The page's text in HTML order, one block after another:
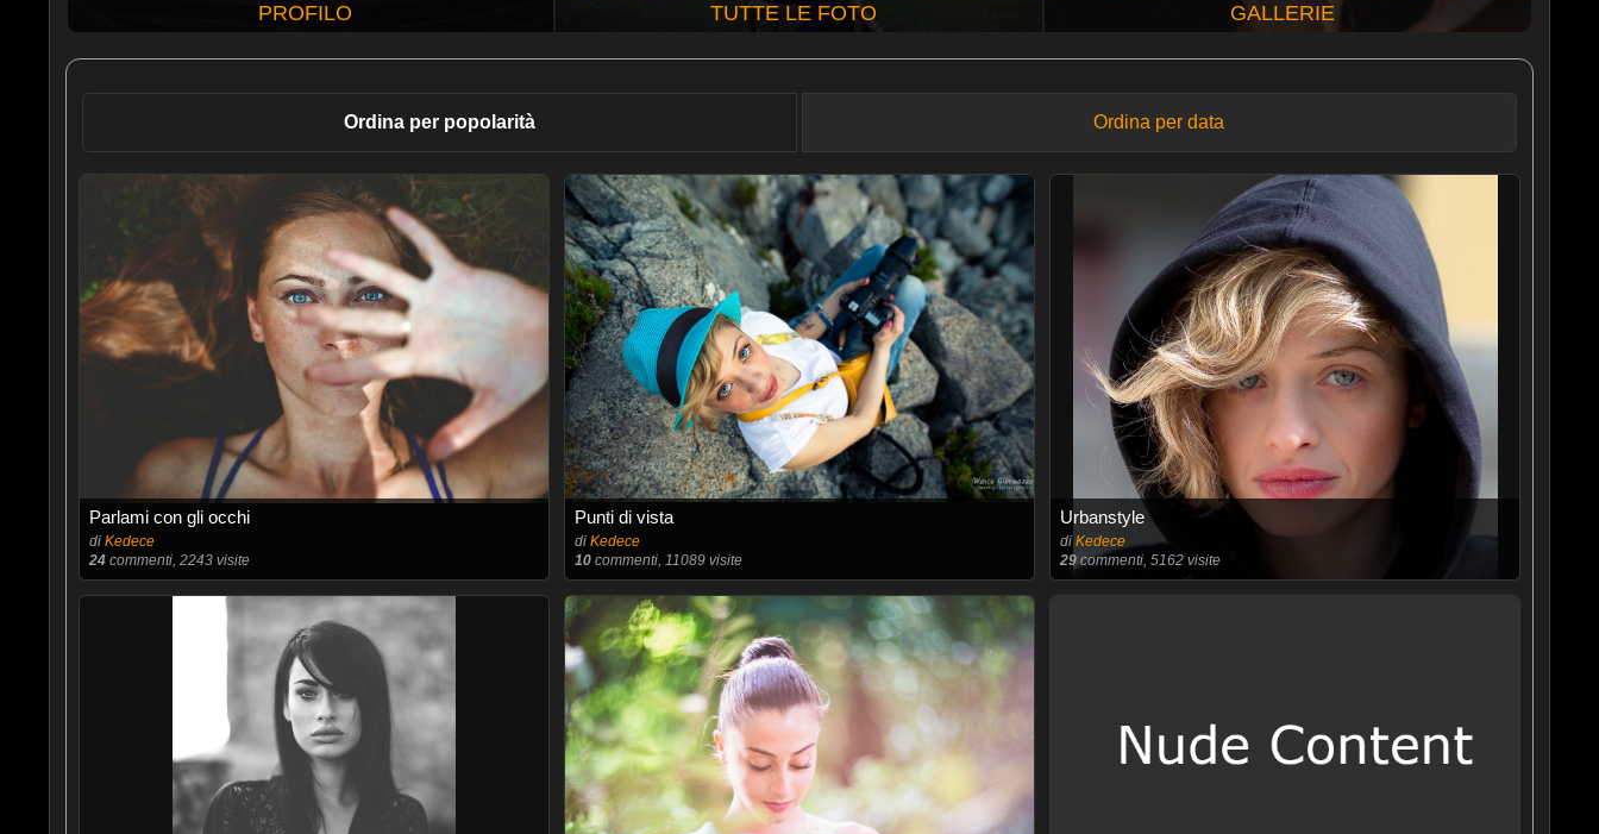
PROFILO TUTTE LE FOTO GALLERIE
Ordina per popolarità Ordina per data
Parlami con gli occhi
di Kedece
24commenti, 2243 visite
Punti di vista
di Kedece
10commenti, 11089 visite
Urbanstyle
diKedece
29 commenti, 5162 visite